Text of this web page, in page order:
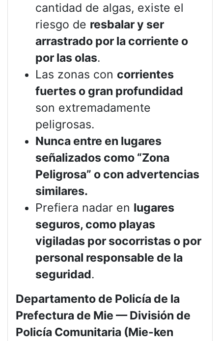
cantidad de algas, existe el
riesgo de resbalar y ser
arrastrado por la corriente o
por las olas.
Las zonas con corrientes
fuertes o gran profundidad
son extremadamente
peligrosas.
Nunca entre en lugares
señalizados como “Zona
Peligrosa” o con advertencias
similares.
Prefiera nadar en lugares
seguros, como playas
vigiladas por socorristas o por
personal responsable de la
seguridad.
Departamento de Policía de la
Prefectura de Mie — División de
Policía Comunitaria (Mie-ken